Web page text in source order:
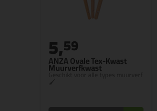
ANZA Ovale Tex-Kwast
Muurverfkwast
Geschikt voor alle types muurverf
5,59